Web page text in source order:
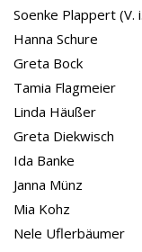
Soenke Plappert (V.
Hanna Schure
Greta Bock
Tamia Flagmeier
Linda Häußer
Greta Diekwisch
Ida Banke
Janna Münz
Mia Kohz
Nele Uflerbäumer